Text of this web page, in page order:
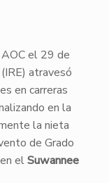
AOC el 29 de
atravesó
en carreras
en la
la nieta
de Grado
elSuwannee